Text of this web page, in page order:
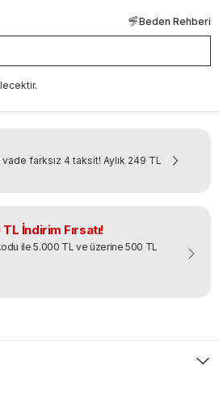
Beden Rehberi
farksız 4 taksit! Aylık 249 TL
İndirim Fırsatı!
ile 5.000 TL ve üzerine 500 TL